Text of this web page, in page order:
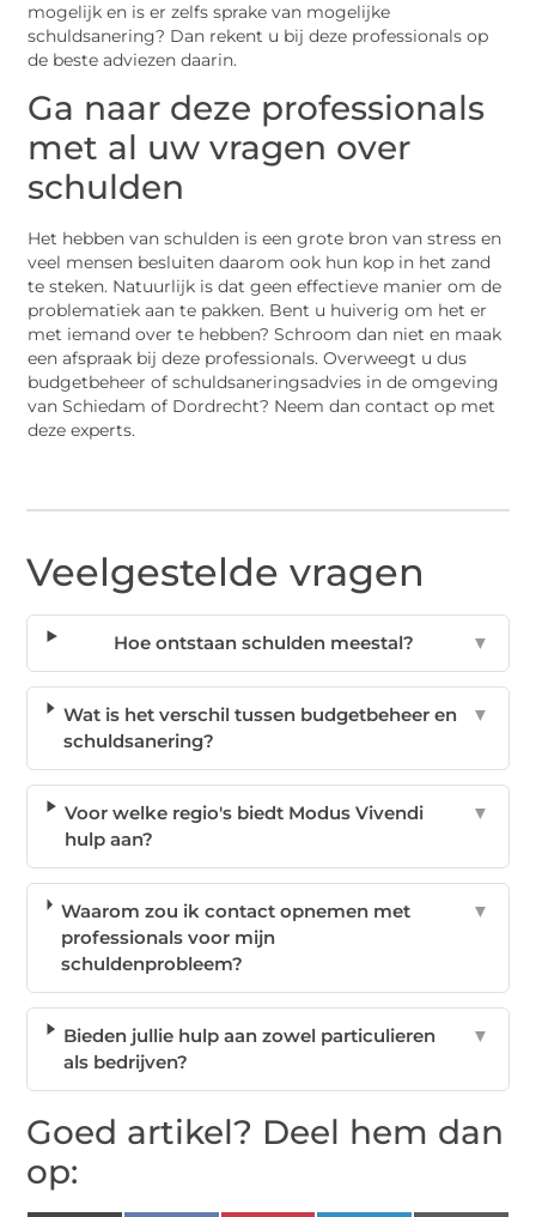
mogelijk en is er zelfs sprake van mogelijke
schuldsanering? Dan rekent u bij deze professionals op
de beste adviezen daarin.
Ga naar deze professionals
met al uw vragen over
schulden
Het hebben van schulden is een grote bron van stress en
veel mensen besluiten daarom ook hun kop in het zand
te steken. Natuurlijk is dat geen effectieve manier om de
problematiek aan te pakken. Bent u huiverig om het er
met iemand over te hebben? Schroom dan niet en maak
een afspraak bij deze professionals. Overweegt u dus
budgetbeheer of schuldsaneringsadvies in de omgeving
van Schiedam of Dordrecht? Neem dan contact op met
deze experts.
Veelgestelde vragen
Hoe ontstaan schulden meestal? ▼
Wat is het verschil tussen budgetbeheer en
schuldsanering?
▼
Voor welke regio's biedt Modus Vivendi
hulp aan?
▼
Waarom zou ik contact opnemen met
professionals voor mijn
schuldenprobleem?
▼
Bieden jullie hulp aan zowel particulieren
als bedrijven?
▼
Goed artikel? Deel hem dan
op: